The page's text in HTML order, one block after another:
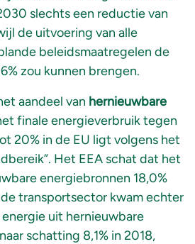
slechts een reductie van
de uitvoering van alle
beleidsmaatregelen de
zou kunnen brengen.
aandeel van hernieuwbare
finale energieverbruik tegen
20% in de EU ligt volgens het
Het EEA schat dat het
energiebronnen 18,0%
transportsector kwam echter
energie uit hernieuwbare
schatting 8,1% in 2018,